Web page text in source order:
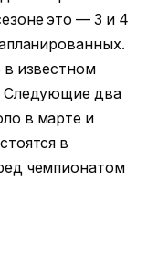
это — 3 и 4
в известном
Следующие два
в марте и
в
чемпионатом